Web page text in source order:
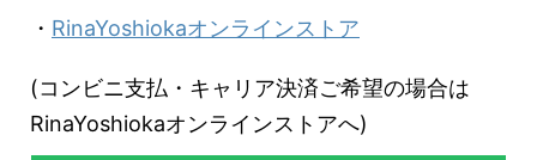
・ RinaYoshiokaオンラインストア
(コンビニ支払・キャリア決済ご希望の場合は
RinaYoshiokaオンラインストアへ)